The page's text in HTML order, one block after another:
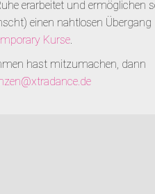
erarbeitet und ermöglichen
einen nahtlosen Übergang
Kurse.
hast mitzumachen, dann